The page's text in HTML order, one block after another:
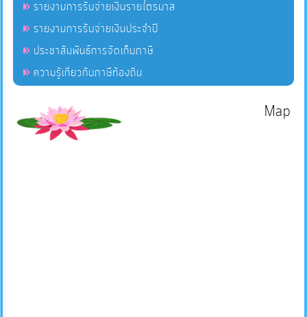
รายงานการรับจ่ายเงินรายไตรมาส
รายงานการรับจ่ายเงินประจำปี
ประชาสัมพันธ์การจัดเก็บภาษี
ความรู้เกี่ยวกับภาษีท้องถิ่น
Map